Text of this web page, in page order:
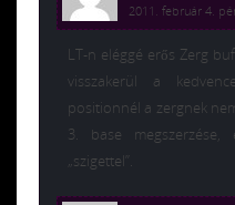
2011. február 4.
LT-n eléggé erős Zerg
visszakerül a
positionnél a zergnek
3. base
„szigettel”.